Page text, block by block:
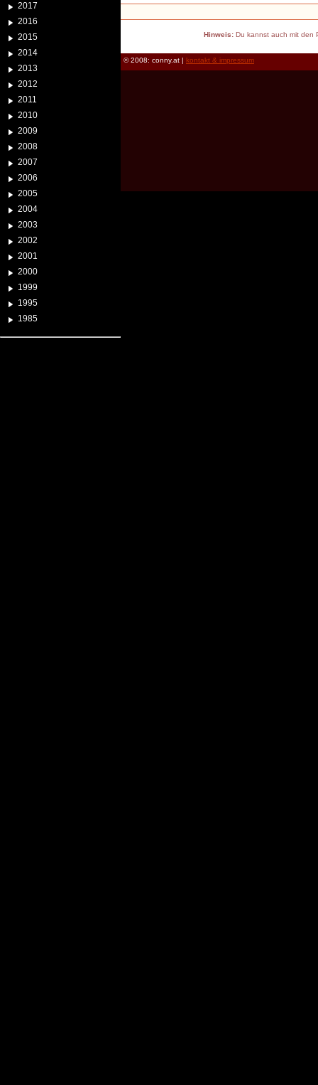
2017
2016
2015
2014
2013
2012
2011
2010
2009
2008
2007
2006
2005
2004
2003
2002
2001
2000
1999
1995
1985
Hinweis:Du kannst auch mit den
© 2008: conny.at | kontakt & impressum